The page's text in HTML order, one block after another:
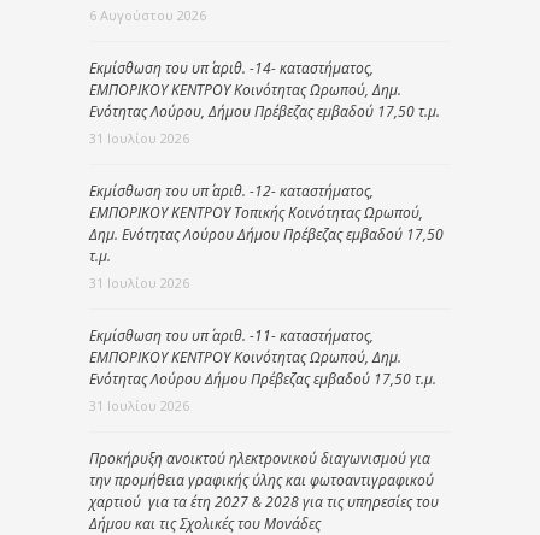
6 Αυγούστου 2026
Εκμίσθωση του υπ΄ αριθ. -14- καταστήματος,
ΕΜΠΟΡΙΚΟΥ ΚΕΝΤΡΟΥ Κοινότητας Ωρωπού, Δημ.
Ενότητας Λούρου, Δήμου Πρέβεζας εμβαδού 17,50 τ.μ.
31 Ιουλίου 2026
Εκμίσθωση του υπ΄ αριθ. -12- καταστήματος,
ΕΜΠΟΡΙΚΟΥ ΚΕΝΤΡΟΥ Τοπικής Κοινότητας Ωρωπού,
Δημ. Ενότητας Λούρου Δήμου Πρέβεζας εμβαδού 17,50
τ.μ.
31 Ιουλίου 2026
Εκμίσθωση του υπ΄ αριθ. -11- καταστήματος,
ΕΜΠΟΡΙΚΟΥ ΚΕΝΤΡΟΥ Κοινότητας Ωρωπού, Δημ.
Ενότητας Λούρου Δήμου Πρέβεζας εμβαδού 17,50 τ.μ.
31 Ιουλίου 2026
Προκήρυξη ανοικτού ηλεκτρονικού διαγωνισμού για
την προμήθεια γραφικής ύλης και φωτοαντιγραφικού
χαρτιού για τα έτη 2027 & 2028 για τις υπηρεσίες του
Δήμου και τις Σχολικές του Μονάδες